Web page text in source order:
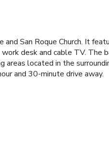
San Roque Church. It
desk and cable TV. The
located in the
and 30-minute drive away.